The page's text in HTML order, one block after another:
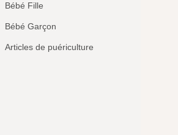
Bébé Fille
Bébé Garçon
Articles de puériculture